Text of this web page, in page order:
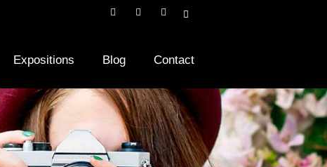
Expositions Blog Contact